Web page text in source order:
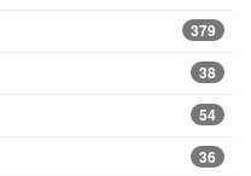
379
38
54
36